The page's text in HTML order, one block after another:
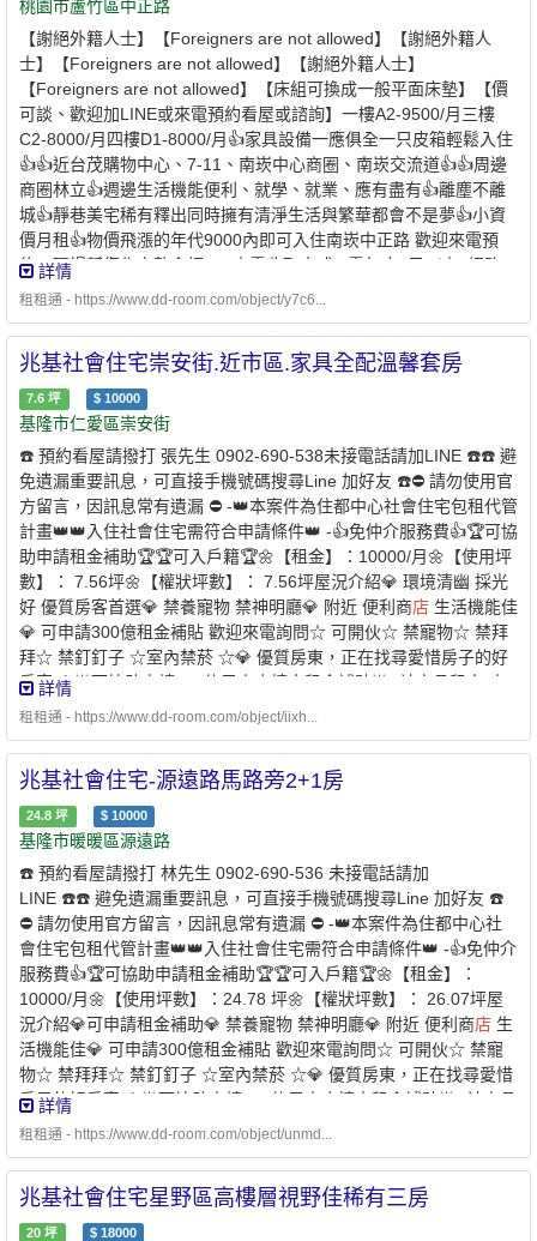
貸款利息補貼者動產限額：333 萬元以下 ￭ 不動產限額：560 萬元
✅無自有住宅（房屋） ￭ 申請人及家庭成員在臺北市、新北市、基
隆市及桃園市均無自有住宅✅於本市無承租本市公營住宅或社會住
宅✅且未同時享有政府租金補貼 -⭐️ 兆基屋管 x 凱基銀行 ⭐️業界首例
跨業合作 繳房租可刷卡自動扣繳 -方便、安全的支付方式-* 每
個月房租可以自動扣繳，不怕又忘記* 利用刷卡繳納房租，快速建立
個人信用* 妥善的靈活運用現金，培養記帳好習慣 - 創造公平的租屋
環境 企業社會責任、實現居住正義提供安全安心的租屋居住環境 代
租、代管、裝潢修繕、包租 本公司專職租屋管理非一般房仲租屋找
專業是房東房客最大保障歡迎提供需求為您配對優質物件【經紀業
／租賃住宅服務業】【兆基屋管股份有限公司基隆分公司】📌地
址：基隆市中山區復興路211之1號📌經紀人：呂理聖(98)北市經證
字第00315號附近有便利商 店、傳統市場、百貨公司、公園綠地、
學校、醫療機構。
桃園市蘆竹區中正路
【謝絕外籍人士】【Foreigners are not allowed】【謝絕外籍人
士】【Foreigners are not allowed】【謝絕外籍人士】
【Foreigners are not allowed】【床組可換成一般平面床墊】【價
可談、歡迎加LINE或來電預約看屋或諮詢】一樓A2-9500/月三樓
C2-8000/月四樓D1-8000/月👍家具設備一應俱全一只皮箱輕鬆入住
👍👍近台茂購物中心、7-11、南崁中心商圈、南崁交流道👍👍周邊
商圈林立👍週邊生活機能便利、就學、就業、應有盡有👍離塵不離
城👍靜巷美宅稀有釋出同時擁有清淨生活與繁華都會不是夢👍小資
價月租👍物價飛漲的年代9000內即可入住南崁中正路 歡迎來電預
約，現場幫您作完整介紹✨✨水電收取方式✨電每度5元／水+網路
+第四台450$/月✨✨✨【機車可停門前】，中正路旁超多停車格！
香、神明桌】【價可談、歡迎加LINE或來電預約看屋或諮詢】歡迎
來電預約看屋，看屋請洽:0908-312945(同LINE)蔡先生有任何問題
亦可加LINE諮詢:LINE ID:House073【【【看屋請提前預約】】】
【【【看屋請提前預約】】】【【【看屋請提前預約】】】永義房
市經字第001599號經紀人：蘇于涵【有問題可以直接加LINE諮詢，
房聊會擋訊息、吃訊息，請直接加LINE諮詢
詳情
租租通 - https://www.dd-room.com/object/y7c6...
兆基社會住宅崇安街.近市區.家具全配溫馨套房
7.6 坪 $ 10000
基隆市仁愛區崇安街
☎️ 預約看屋請撥打 張先生 0902-690-538未接電話請加LINE ☎️☎️ 避
免遺漏重要訊息，可直接手機號碼搜尋Line 加好友 ☎️⛔️ 請勿使用官
方留言，因訊息常有遺漏 ⛔️ -👑本案件為住都中心社會住宅包租代管
計畫👑👑入住社會住宅需符合申請條件👑 -👍免仲介服務費👍🏆可協
助申請租金補助🏆🏆可入戶籍🏆🌼【租金】：10000/月🌼【使用坪
數】： 7.56坪🌼【權狀坪數】： 7.56坪屋況介紹💎 環境清幽 採光
好 優質房客首選💎 禁養寵物 禁神明廳💎 附近 便利商店 生活機能佳
💎 可申請300億租金補貼 歡迎來電詢問☆ 可開伙☆ 禁寵物☆ 禁拜
拜☆ 禁釘釘子 ☆室內禁菸 ☆💎 優質房東，正在找尋愛惜房子的好
房客 💎🌟可協助申請300億元中央擴大租金補貼🌟 -社宅承租人-申
請條件說明：✅家庭成員 ￭ 申請人 ￭ 申請人的配偶 ￭ 申請人及其
限制：申請人須為年滿 18 歲以上之中華民國國民2. 家庭成員定
義：本人 + 配偶 + 戶籍內直系親屬✅家庭年所得及財產限額 ￭ 家庭
年所得低於 109萬元以下 ￭ 每人每月平均所得低於 54,303 元以
下 ￭ 申請自建、自購住宅貸款利息補貼者動產限額：331 萬元以
成員在臺北市、新北市、基隆市及桃園市均無自有住宅✅於本市無
承租本市公營住宅或社會住宅✅且未同時享有政府租金補貼 -⭐️ 兆基
屋管 x 凱基銀行 ⭐️業界首例跨業合作 繳房租可刷卡自動扣繳 -
方便、安全的支付方式-* 每個月房租可以自動扣繳，不怕又忘記* 利
用刷卡繳納房租，快速建立個人信用* 妥善的靈活運用現金，培養記
帳好習慣 - 創造公平的租屋環境 企業社會責任、實現居住正義提供
安全安心的租屋居住環境 代租、代管、裝潢修繕、包租 本公司專職
租屋管理非一般房仲租屋找專業是房東房客最大保障歡迎提供需求
為您配對優質物件【經紀業／租賃住宅服務業】【兆基屋管股份有
限公司基隆分公司】📌地址：基隆市中山區復興路211之1號📌經紀
人：呂理聖(98)北市經證字第00315號附近有便利商
公園綠地、學校。
詳情
租租通 - https://www.dd-room.com/object/iixh...
兆基社會住宅-源遠路馬路旁2+1房
24.8 坪 $ 10000
基隆市暖暖區源遠路
☎️ 預約看屋請撥打 林先生 0902-690-536 未接電話請加
LINE ☎️☎️ 避免遺漏重要訊息，可直接手機號碼搜尋Line 加好友 ☎️
⛔️ 請勿使用官方留言，因訊息常有遺漏 ⛔️ -👑本案件為住都中心社
會住宅包租代管計畫👑👑入住社會住宅需符合申請條件👑 -👍免仲介
服務費👍🏆可協助申請租金補助🏆🏆可入戶籍🏆🌼【租金】：
10000/月🌼【使用坪數】：24.78 坪🌼【權狀坪數】： 26.07坪屋
況介紹💎可申請租金補助💎 禁養寵物 禁神明廳💎 附近 便利商店 生
活機能佳💎 可申請300億租金補貼 歡迎來電詢問☆ 可開伙☆ 禁寵
物☆ 禁拜拜☆ 禁釘釘子 ☆室內禁菸 ☆💎 優質房東，正在找尋愛惜
房子的好房客 💎🌟可協助申請300億元中央擴大租金補貼🌟 -社宅承
租人-申請條件說明：✅家庭成員 ￭ 申請人 ￭ 申請人的配偶 ￭ 申請
1. 年齡限制：申請人須為年滿 18 歲以上之中華民國國民2. 家庭成
員定義：本人 + 配偶 + 戶籍內直系親屬✅家庭年所得及財產限
額 ￭ 家庭年所得低於 109萬元以下 ￭ 每人每月平均所得低
詳情
租租通 - https://www.dd-room.com/object/unmd...
兆基社會住宅星野區高樓層視野佳稀有三房
20 坪 $ 18000